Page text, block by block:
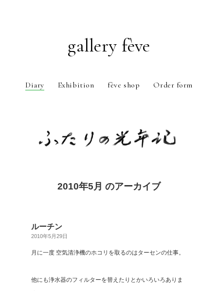
gallery fève
Diary Exhibition fève shop Order form
2010年5月 のアーカイブ
ルーチン
2010年5月29日
月に一度 空気清浄機のホコリを取るのはターセンの仕事。
他にも浄水器のフィルターを替えたりとかいろいろありま